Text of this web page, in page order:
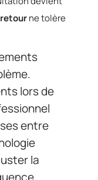
ne tolère
lors de
entre
la